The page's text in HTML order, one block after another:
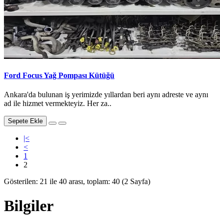
Ford Focus Yağ Pompası Kütüğü
Ankara'da bulunan iş yerimizde yıllardan beri aynı adreste ve aynı
ad ile hizmet vermekteyiz. Her za..
Sepete Ekle
|<
<
1
2
Gösterilen: 21 ile 40 arası, toplam: 40 (2 Sayfa)
Bilgiler